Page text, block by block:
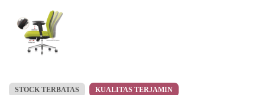
STOCK TERBATAS KUALITAS TERJAMIN